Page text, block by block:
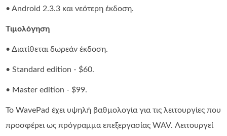
• Android 2.3.3 και νεότερη έκδοση.
Τιμολόγηση
• Διατίθεται δωρεάν έκδοση.
• Standard edition - $60.
• Master edition - $99.
Το WavePad έχει υψηλή βαθμολογία για τις λειτουργίες που
προσφέρει ως πρόγραμμα επεξεργασίας WAV. Λειτουργεί